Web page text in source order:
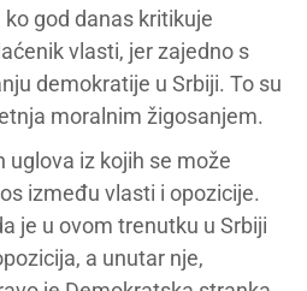
god danas kritikuje
vlasti, jer zajedno s
demokratije u Srbiji. To su
moralnim žigosanjem.
uglova iz kojih se može
između vlasti i opozicije.
je u ovom trenutku u Srbiji
a unutar nje,